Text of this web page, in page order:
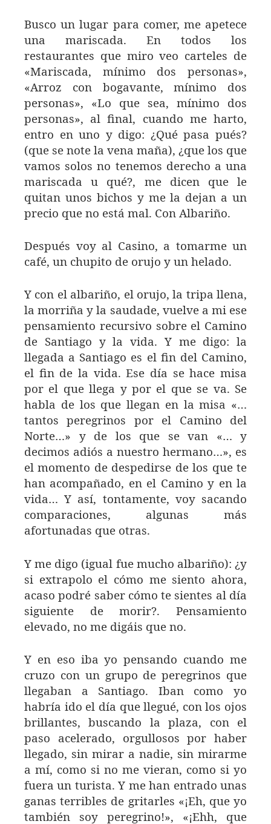
Busco un lugar para comer, me apetece
una mariscada. En todos los
restaurantes que miro veo carteles de
«Mariscada, mínimo dos personas»,
«Arroz con bogavante, mínimo dos
personas», «Lo que sea, mínimo dos
personas», al final, cuando me harto,
entro en uno y digo: ¿Qué pasa pués?
(que se note la vena maña), ¿que los que
vamos solos no tenemos derecho a una
mariscada u qué?, me dicen que le
quitan unos bichos y me la dejan a un
precio que no está mal. Con Albariño.
Después voy al Casino, a tomarme un
café, un chupito de orujo y un helado.
Y con el albariño, el orujo, la tripa llena,
la morriña y la saudade, vuelve a mi ese
pensamiento recursivo sobre el Camino
de Santiago y la vida. Y me digo: la
llegada a Santiago es el fin del Camino,
el fin de la vida. Ese día se hace misa
por el que llega y por el que se va. Se
habla de los que llegan en la misa «…
tantos peregrinos por el Camino del
Norte…» y de los que se van «… y
decimos adiós a nuestro hermano…», es
el momento de despedirse de los que te
han acompañado, en el Camino y en la
vida… Y así, tontamente, voy sacando
comparaciones, algunas más
afortunadas que otras.
Y me digo (igual fue mucho albariño): ¿y
si extrapolo el cómo me siento ahora,
acaso podré saber cómo te sientes al día
siguiente de morir?. Pensamiento
elevado, no me digáis que no.
Y en eso iba yo pensando cuando me
cruzo con un grupo de peregrinos que
llegaban a Santiago. Iban como yo
habría ido el día que llegué, con los ojos
brillantes, buscando la plaza, con el
paso acelerado, orgullosos por haber
llegado, sin mirar a nadie, sin mirarme
a mí, como si no me vieran, como si yo
fuera un turista. Y me han entrado unas
ganas terribles de gritarles «¡Eh, que yo
también soy peregrino!», «¡Ehh, que